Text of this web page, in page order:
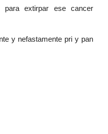
extirpar ese cancer
y nefastamente pri y pan